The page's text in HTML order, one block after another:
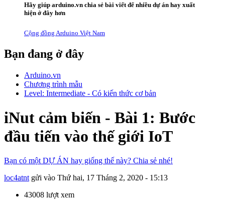
Hãy giúp arduino.vn chia sẻ bài viết để nhiều dự án hay xuất
hiện ở đây hơn
Cộng đồng Arduino Việt Nam
Bạn đang ở đây
Arduino.vn
Chương trình mẫu
Level: Intermediate - Có kiến thức cơ bản
iNut cảm biến - Bài 1: Bước
đầu tiến vào thế giới IoT
Bạn có một DỰ ÁN hay giống thế này? Chia sẻ nhé!
loc4atntgửi vào Thứ hai, 17 Tháng 2, 2020 - 15:13
43008 lượt xem